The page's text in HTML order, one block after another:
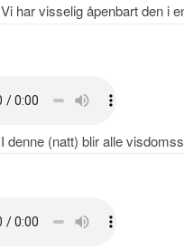
Vi har visselig åpenbart den i
I denne (natt) blir alle